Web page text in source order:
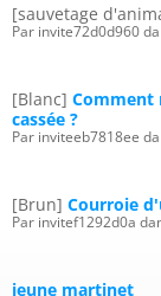
[sauvetage
Par invite72d0d960
[Blanc] Comment
cassée ?
Par inviteeb7818ee
[Brun] Courroie
Par invitef1292d0a
jeune martinet